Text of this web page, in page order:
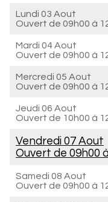
Lundi 03 Aout
Ouvert de 09h00 à
Mardi 04 Aout
Ouvert de 09h00 à
Mercredi 05 Aout
Ouvert de 09h00 à
Jeudi 06 Aout
Ouvert de 10h00 à
Vendredi 07 Aout
Ouvert de 09h00
Samedi 08 Aout
Ouvert de 09h00 à